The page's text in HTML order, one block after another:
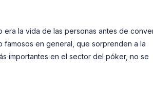
la vida de las personas antes de
famosos en general, que sorprenden a la
importantes en el sector del póker, no se